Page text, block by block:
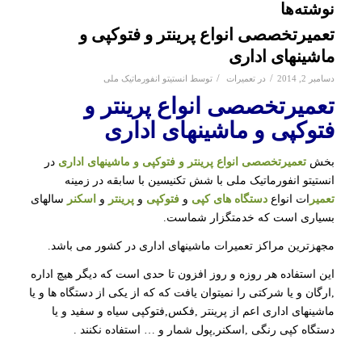
نوشته‌ها
تعمیرتخصصی انواع پرینتر و فتوکپی و
ماشینهای اداری
دسامبر 2, 2014 / در تعمیرات / توسط انستیتو انفورماتیک ملی
تعمیرتخصصی انواع پرینتر و
فتوکپی و ماشینهای اداری
بخش تعمیرتخصصی انواع پرینتر و فتوکپی و ماشینهای اداری در
انستیتو انفورماتیک ملی با شش تکنیسین با سابقه در زمینه
تعمیر ات انواع دستگاه های کپی و فتوکپی و پرینتر و اسکنر سالهای
بسیاری است که خدمتگزار شماست.
مجهزترین مراکز تعمیرات ماشینهای اداری در کشور می باشد.
این استفاده هر روزه و روز افزون تا حدی است که دیگر هیچ اداره
,ارگان و یا شرکتی را نمیتوان یافت که که از یکی از دستگاه ها و یا
ماشینهای اداری اعم از پرینتر ,فکس,فتوکپی سیاه و سفید و یا
دستگاه کپی رنگی ,اسکنر,پول شمار و … استفاده نکنند .